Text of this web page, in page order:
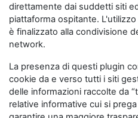
direttamente dai suddetti siti
piattaforma ospitante.
è finalizzato alla condivisione
network.
La presenza di questi plugin
cookie da e verso tutti i siti
delle informazioni raccolte da
relative informative cui si